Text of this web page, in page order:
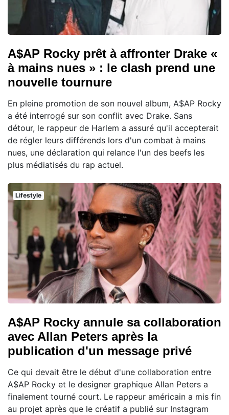
A$AP Rocky prêt à affronter Drake «
à mains nues » : le clash prend une
nouvelle tournure
En pleine promotion de son nouvel album, A$AP Rocky
a été interrogé sur son conflit avec Drake. Sans
détour, le rappeur de Harlem a assuré qu'il accepterait
de régler leurs différends lors d'un combat à mains
nues, une déclaration qui relance l'un des beefs les
plus médiatisés du rap actuel.
Lifestyle
A$AP Rocky annule sa collaboration
avec Allan Peters après la
publication d'un message privé
Ce qui devait être le début d'une collaboration entre
A$AP Rocky et le designer graphique Allan Peters a
finalement tourné court. Le rappeur américain a mis fin
au projet après que le créatif a publié sur Instagram